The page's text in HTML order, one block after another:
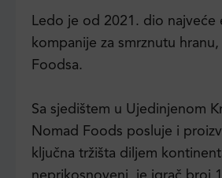
Ledo je od 2021. dio najveće
kompanije za smrznutu
Foodsa.
Sa sjedištem u Ujedinjenom
Nomad Foods posluje i
ključna tržišta diljem